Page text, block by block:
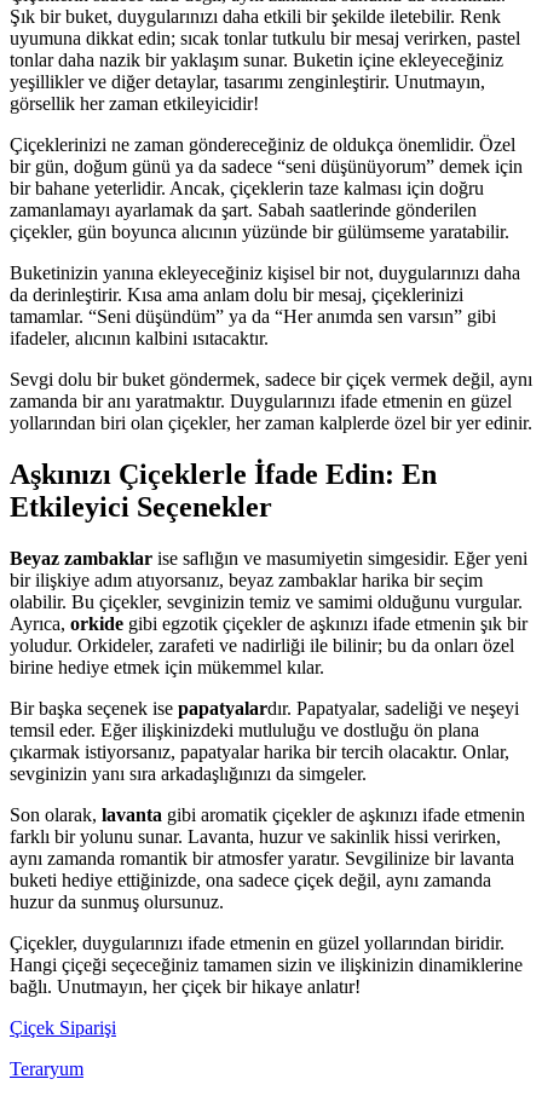
Şık bir buket, duygularınızı daha etkili bir şekilde iletebilir. Renk
uyumuna dikkat edin; sıcak tonlar tutkulu bir mesaj verirken, pastel
tonlar daha nazik bir yaklaşım sunar. Buketin içine ekleyeceğiniz
yeşillikler ve diğer detaylar, tasarımı zenginleştirir. Unutmayın,
görsellik her zaman etkileyicidir!
Çiçeklerinizi ne zaman göndereceğiniz de oldukça önemlidir. Özel
bir gün, doğum günü ya da sadece “seni düşünüyorum” demek için
bir bahane yeterlidir. Ancak, çiçeklerin taze kalması için doğru
zamanlamayı ayarlamak da şart. Sabah saatlerinde gönderilen
çiçekler, gün boyunca alıcının yüzünde bir gülümseme yaratabilir.
Buketinizin yanına ekleyeceğiniz kişisel bir not, duygularınızı daha
da derinleştirir. Kısa ama anlam dolu bir mesaj, çiçeklerinizi
tamamlar. “Seni düşündüm” ya da “Her anımda sen varsın” gibi
ifadeler, alıcının kalbini ısıtacaktır.
Sevgi dolu bir buket göndermek, sadece bir çiçek vermek değil, aynı
zamanda bir anı yaratmaktır. Duygularınızı ifade etmenin en güzel
yollarından biri olan çiçekler, her zaman kalplerde özel bir yer edinir.
Aşkınızı Çiçeklerle İfade Edin: En
Etkileyici Seçenekler
Beyaz zambaklar ise saflığın ve masumiyetin simgesidir. Eğer yeni
bir ilişkiye adım atıyorsanız, beyaz zambaklar harika bir seçim
olabilir. Bu çiçekler, sevginizin temiz ve samimi olduğunu vurgular.
Ayrıca, orkide gibi egzotik çiçekler de aşkınızı ifade etmenin şık bir
yoludur. Orkideler, zarafeti ve nadirliği ile bilinir; bu da onları özel
birine hediye etmek için mükemmel kılar.
Bir başka seçenek ise papatyalardır. Papatyalar, sadeliği ve neşeyi
temsil eder. Eğer ilişkinizdeki mutluluğu ve dostluğu ön plana
çıkarmak istiyorsanız, papatyalar harika bir tercih olacaktır. Onlar,
sevginizin yanı sıra arkadaşlığınızı da simgeler.
Son olarak, lavanta gibi aromatik çiçekler de aşkınızı ifade etmenin
farklı bir yolunu sunar. Lavanta, huzur ve sakinlik hissi verirken,
aynı zamanda romantik bir atmosfer yaratır. Sevgilinize bir lavanta
buketi hediye ettiğinizde, ona sadece çiçek değil, aynı zamanda
huzur da sunmuş olursunuz.
Çiçekler, duygularınızı ifade etmenin en güzel yollarından biridir.
Hangi çiçeği seçeceğiniz tamamen sizin ve ilişkinizin dinamiklerine
bağlı. Unutmayın, her çiçek bir hikaye anlatır!
Çiçek Siparişi
Teraryum